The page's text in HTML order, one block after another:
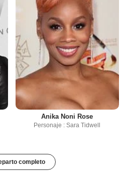
Anika Noni Rose
Personaje : Sara Tidwell
completo